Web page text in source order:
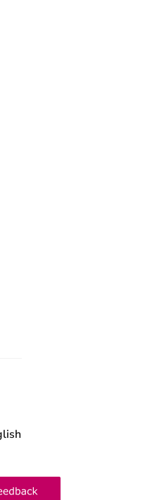
via X - U verlaat
via Facebook - U
via e-mail
via LinkedIn - U